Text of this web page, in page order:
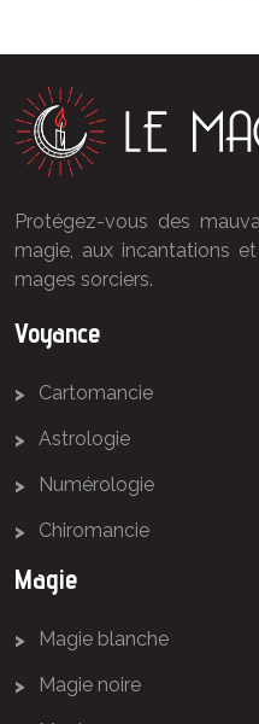
Protégez-vous des
magie, aux incantations
mages sorciers.
Voyance
Cartomancie
Astrologie
Numérologie
Chiromancie
Magie
Magie blanche
Magie noire